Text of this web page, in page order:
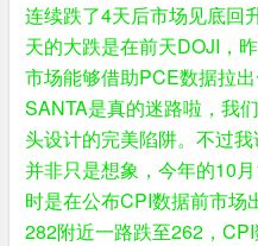
连续跌了4天后市场见底回
天的大跌是在前天DOJI，
市场能够借助PCE数据拉
SANTA是真的迷路啦，我
头设计的完美陷阱。不过
并非只是想象，今年的10
时是在公布CPI数据前市场
282附近一路跌至262，